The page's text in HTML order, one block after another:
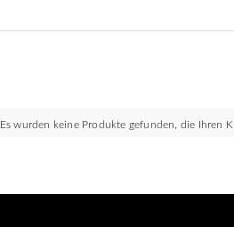
Es wurden keine Produkte gefunden, die Ihren